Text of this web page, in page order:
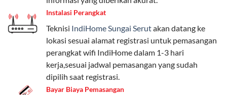
Paket Easy cocok untuk kebutuhan dasar, Paket
Complete untuk yang menginginkan fitur lengkap,
dan Paket Dynamic IP untuk pengguna yang
memprioritaskan kecepatan internet tinggi.
Paket Telkomsel One dengan Kuota Keluarga
Instalasi Perangkat
Teknisi IndiHome Sungai Serutakan datang ke
lokasi sesuai alamat registrasi untuk pemasangan
perangkat wifi IndiHome dalam 1-3 hari
kerja,sesuai jadwal pemasangan yang sudah
dipilih saat registrasi.
Bayar Biaya Pemasangan